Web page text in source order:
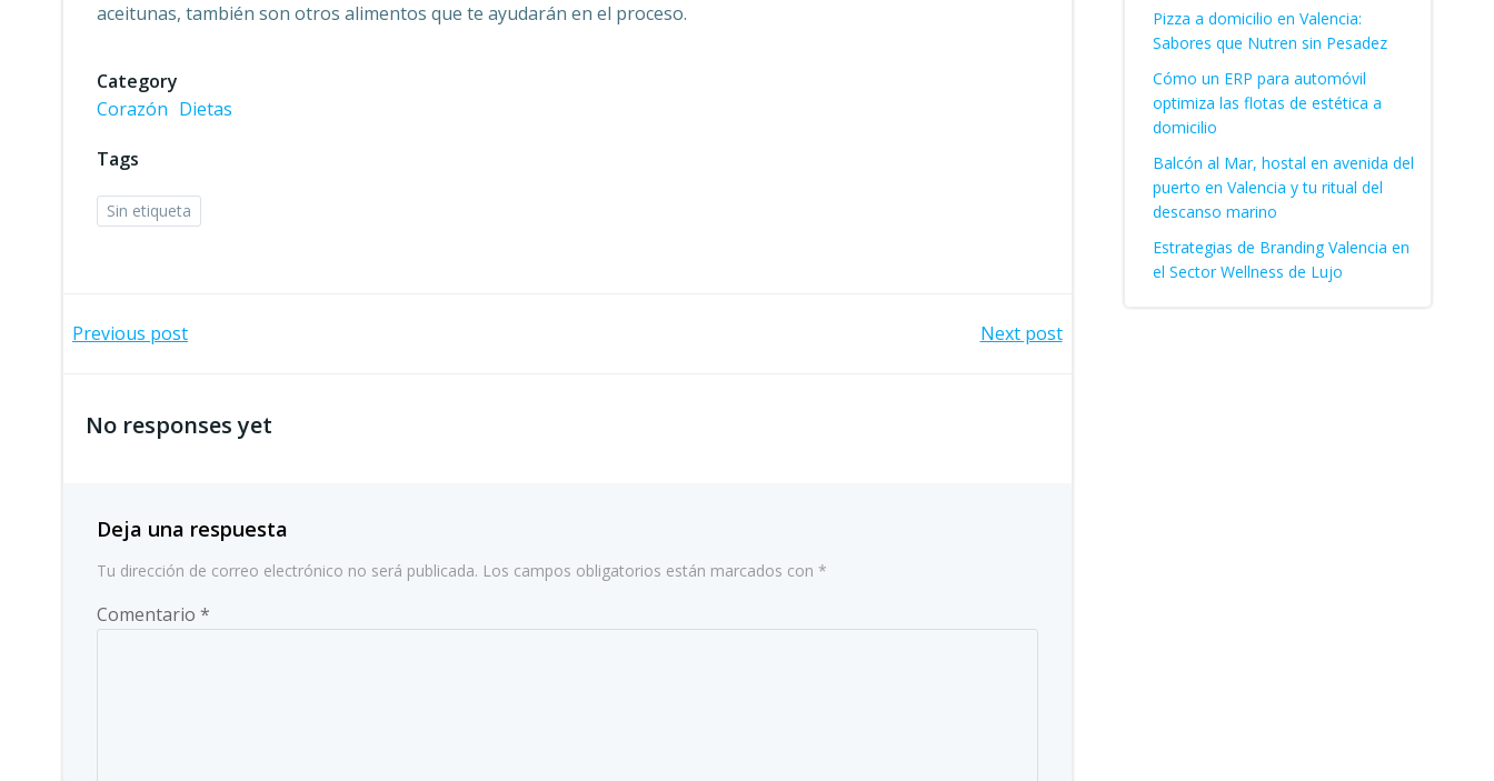
aceitunas, también son otros alimentos que te ayudarán en el proceso.
Category
Corazón Dietas
Tags
Sin etiqueta
Navegación
las
entradas
Previous post Next post
No responses yet
Deja una respuesta
Tu dirección de correo electrónico no será publicada. Los campos obligatorios están marcados con *
Comentario *
Pizza a domicilio en Valencia:
Sabores que Nutren sin Pesadez
Cómo un ERP para automóvil
optimiza las flotas de estética a
domicilio
Balcón al Mar, hostal en avenida del
puerto en Valencia y tu ritual del
descanso marino
Estrategias de Branding Valencia en
el Sector Wellness de Lujo